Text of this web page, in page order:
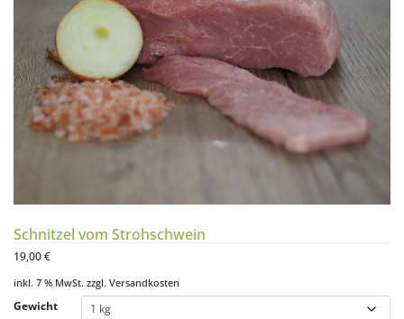
Schnitzel vom Strohschwein
19,00€
inkl. 7 % MwSt. zzgl. Versandkosten
Gewicht